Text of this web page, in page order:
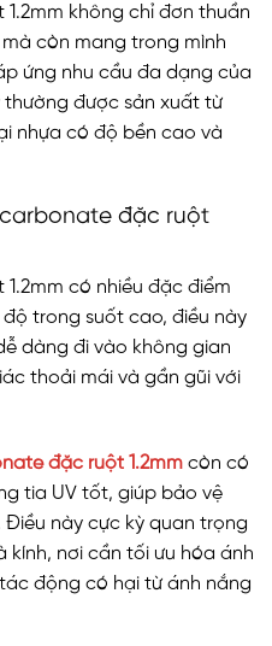
1.2mm không chỉ đơn thuần
còn mang trong mình
ứng nhu cầu đa dạng của
thường được sản xuất từ
nhựa có độ bền cao và
đặc ruột
1.2mm có nhiều đặc điểm
trong suốt cao, điều này
dàng đi vào không gian
thoải mái và gần gũi với
đặc ruột 1.2mm còn có
tia UV tốt, giúp bảo vệ
Điều này cực kỳ quan trọng
kính, nơi cần tối ưu hóa ánh
động có hại từ ánh nắng